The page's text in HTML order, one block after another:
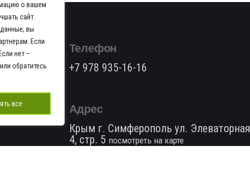
о вашем
сайт.
вы
Если
нет –
обратитесь
все
Телефон
+7 978 935-16-16
Адрес
Крым г. Симферополь ул. Элеваторная
4, стр. 5 посмотреть на карте